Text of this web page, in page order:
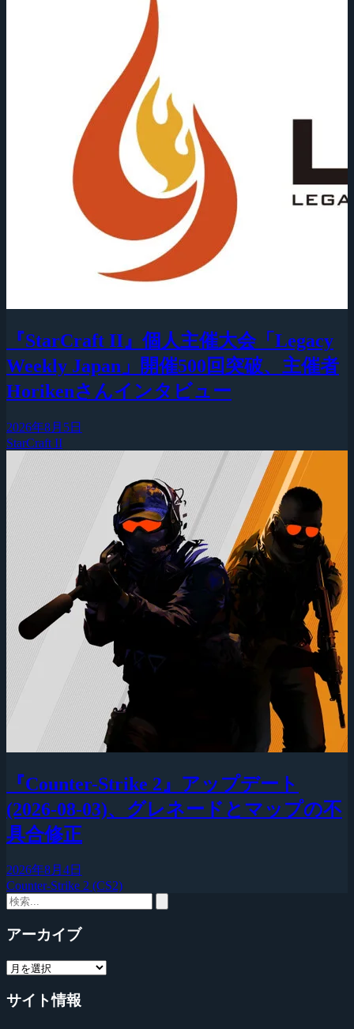
『StarCraft II』個人主催大会「Legacy
Weekly Japan」開催500回突破、主催者
Horikenさんインタビュー
2026年8月5日
StarCraft II
『Counter-Strike 2』アップデート
(2026-08-03)、グレネードとマップの不
具合修正
2026年8月4日
Counter-Strike 2 (CS2)
アーカイブ
サイト情報